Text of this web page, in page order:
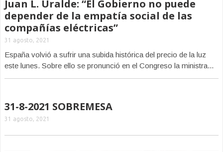
Juan L. Uralde: “El Gobierno no puede
depender de la empatía social de las
compañías eléctricas”
31 agosto, 2021
España volvió a sufrir una subida histórica del precio de la luz
este lunes. Sobre ello se pronunció en el Congreso la ministra...
31-8-2021 SOBREMESA
31 agosto, 2021